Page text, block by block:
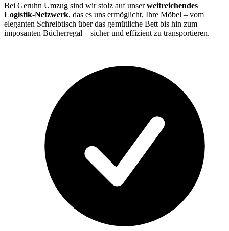
Bei Geruhn Umzug sind wir stolz auf unserweitreichendes
Logistik-Netzwerk, das es uns ermöglicht, Ihre Möbel – vom
eleganten Schreibtisch über das gemütliche Bett bis hin zum
imposanten Bücherregal – sicher und effizient zu transportieren.